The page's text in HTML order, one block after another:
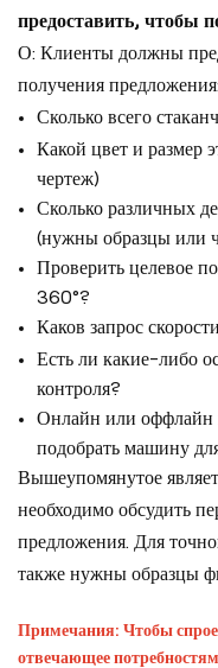
предоставить, чтобы
О: Клиенты должны
получения предложения:
Сколько всего
Какой цвет и размер
чертеж)
Сколько различных
(нужны образцы или
Проверить целевое
360°?
Каков запрос
Есть ли какие-либо
контроля?
Онлайн или оффлайн
подобрать машину
Вышеупомянутое
необходимо обсудить
предложения. Для
также нужны образцы
Примечания: Чтобы
отвечающее